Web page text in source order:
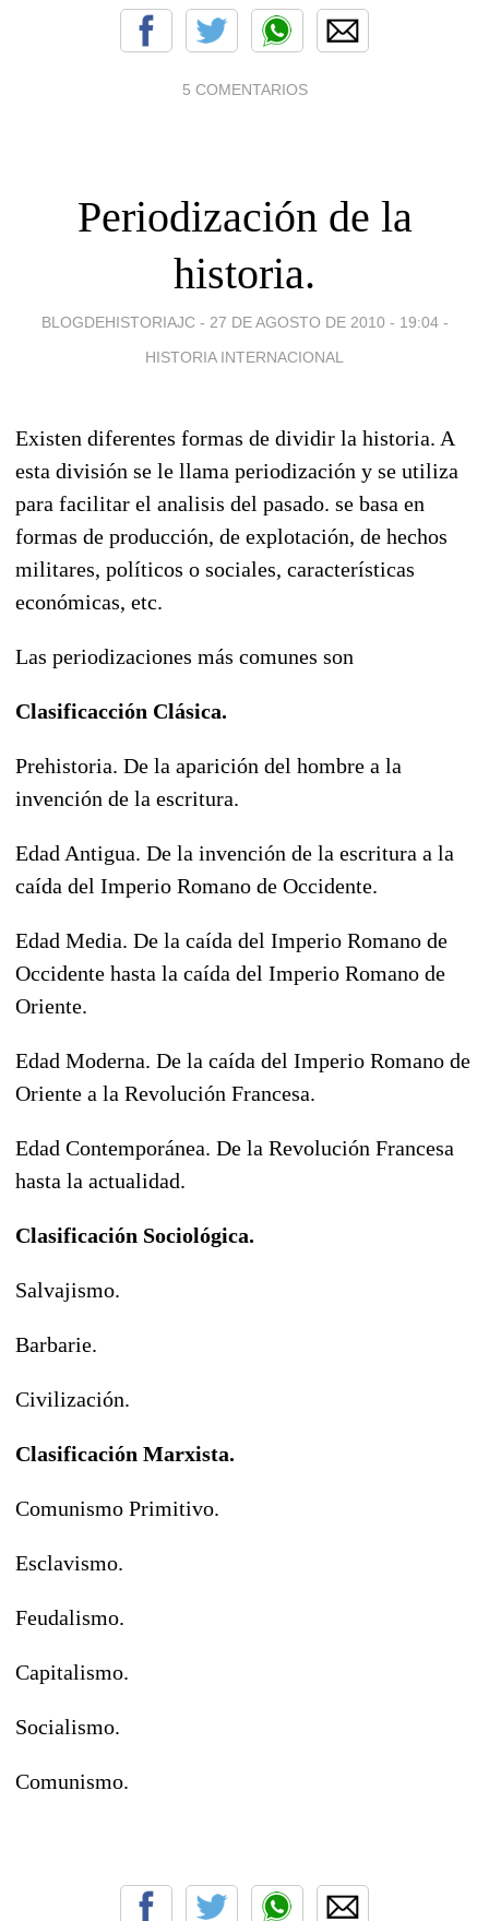
5 COMENTARIOS
Periodización de la
historia.
BLOGDEHISTORIAJC - 27 DE AGOSTO DE 2010 - 19:04 -
HISTORIA INTERNACIONAL
Existen diferentes formas de dividir la historia. A
esta división se le llama periodización y se utiliza
para facilitar el analisis del pasado. se basa en
formas de producción, de explotación, de hechos
militares, políticos o sociales, características
económicas, etc.
Las periodizaciones más comunes son
Clasificacción Clásica.
Prehistoria. De la aparición del hombre a la
invención de la escritura.
Edad Antigua. De la invención de la escritura a la
caída del Imperio Romano de Occidente.
Edad Media. De la caída del Imperio Romano de
Occidente hasta la caída del Imperio Romano de
Oriente.
Edad Moderna. De la caída del Imperio Romano de
Oriente a la Revolución Francesa.
Edad Contemporánea. De la Revolución Francesa
hasta la actualidad.
Clasificación Sociológica.
Salvajismo.
Barbarie.
Civilización.
Clasificación Marxista.
Comunismo Primitivo.
Esclavismo.
Feudalismo.
Capitalismo.
Socialismo.
Comunismo.